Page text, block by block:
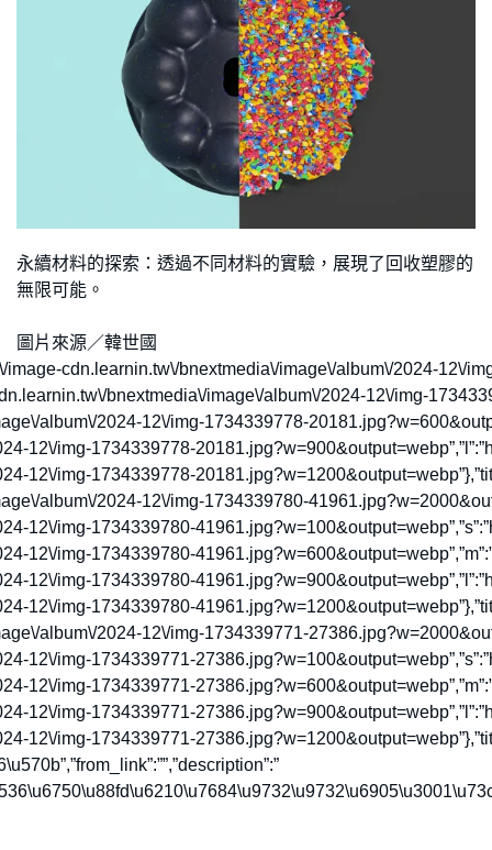
永續材料的探索：透過不同材料的實驗，展現了回收塑膠的
無限可能。
圖片來源／韓世國
\/image-cdn.learnin.tw\/bnextmedia\/image\/album\/2024-12\/
bnextmedia\/image\/album\/2024-12\/img-
album\/2024-12\/img-1734339778-
12\/img-1734339778-
12\/img-1734339778-
album\/2024-12\/img-1734339780-
12\/img-1734339780-
12\/img-1734339780-
12\/img-1734339780-
12\/img-1734339780-
album\/2024-12\/img-1734339771-
12\/img-1734339771-
12\/img-1734339771-
12\/img-1734339771-
12\/img-1734339771-